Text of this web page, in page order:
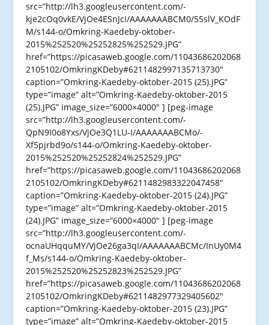
src=”http://lh3.googleusercontent.com/-
kje2cOq0vkE/VjOe4ESnJcI/AAAAAAABCM0/55slV_KOdF
M/s144-o/Omkring-Kaedeby-oktober-
2015%252520%25252825%252529.JPG”
href=”https://picasaweb.google.com/11043686202068
2105102/OmkringKDeby#6211482997135713730″
caption=”Omkring-Kaedeby-oktober-2015 (25).JPG”
type=”image” alt=”Omkring-Kaedeby-oktober-2015
(25).JPG” image_size=”6000×4000″ ] [peg-image
src=”http://lh3.googleusercontent.com/-
QpN9I0o8Yxs/VjOe3Q1LU-I/AAAAAAABCMo/-
Xf5pjrbd9o/s144-o/Omkring-Kaedeby-oktober-
2015%252520%25252824%252529.JPG”
href=”https://picasaweb.google.com/11043686202068
2105102/OmkringKDeby#6211482983322047458″
caption=”Omkring-Kaedeby-oktober-2015 (24).JPG”
type=”image” alt=”Omkring-Kaedeby-oktober-2015
(24).JPG” image_size=”6000×4000″ ] [peg-image
src=”http://lh3.googleusercontent.com/-
ocnaUHqquMY/VjOe26ga3qI/AAAAAAABCMc/InUy0M4
f_Ms/s144-o/Omkring-Kaedeby-oktober-
2015%252520%25252823%252529.JPG”
href=”https://picasaweb.google.com/11043686202068
2105102/OmkringKDeby#6211482977329405602″
caption=”Omkring-Kaedeby-oktober-2015 (23).JPG”
type=”image” alt=”Omkring-Kaedeby-oktober-2015